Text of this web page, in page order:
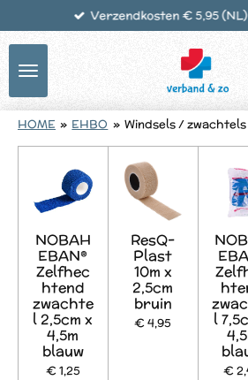
de
hoofdinhoud
Verzendkosten € 5,95
HOME » EHBO » Windsels / zwachtels
NOBAH
EBAN®
Zelfhec
htend
zwachte
l 2,5cm x
4,5m
blauw
€ 1,25
ResQ-
Plast
10m x
2,5cm
bruin
€ 4,95
l
€